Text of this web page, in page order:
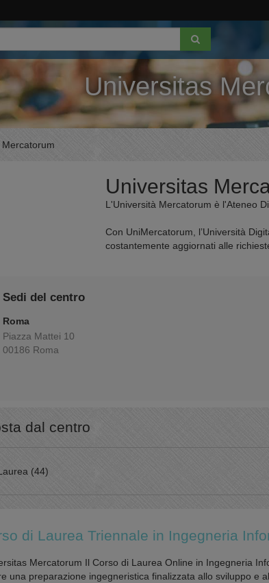
Universitas
Universitas
L'Università Mercatorum è l'Ateneo
Con UniMercatorum, l’Università
costantemente aggiornati alle
Sedi del centro
Roma
Piazza Mattei 10
00186 Roma
dal centro
(44)
di Laurea Triennale in Ingegneria
Mercatorum Il Corso di Laurea Online in Ingegneria
una preparazione ingegneristica finalizzata allo sviluppo e